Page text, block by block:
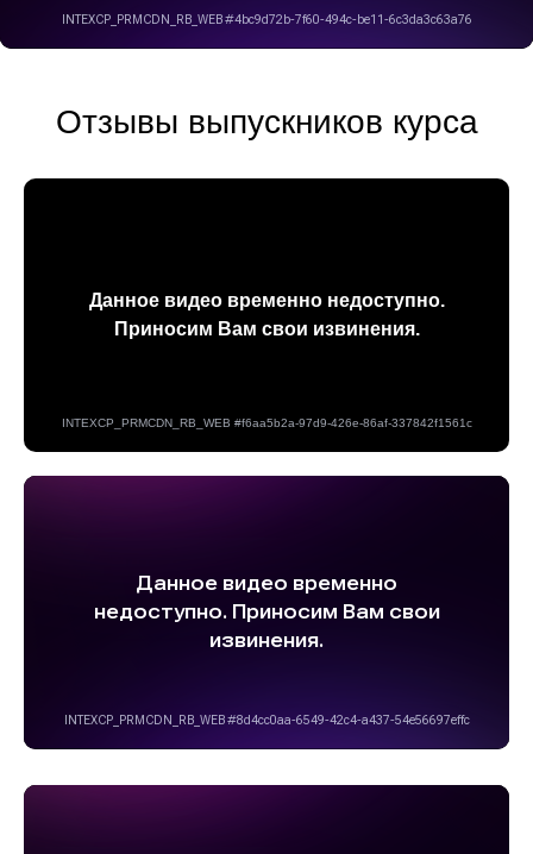
Отзывы выпускников курса